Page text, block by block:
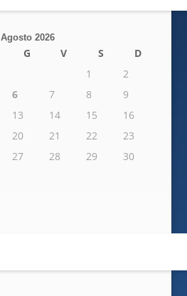
Agosto 2026
G V S
D
1
2
6 7 8
9
13 14 15
16
20 21 22
23
27 28 29
30